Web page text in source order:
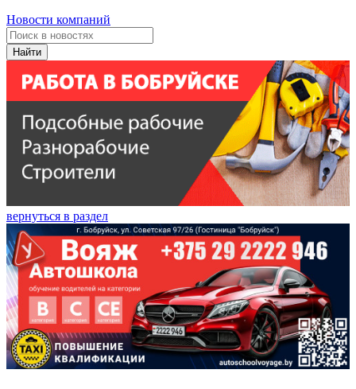
Новости компаний
Найти
вернуться в раздел